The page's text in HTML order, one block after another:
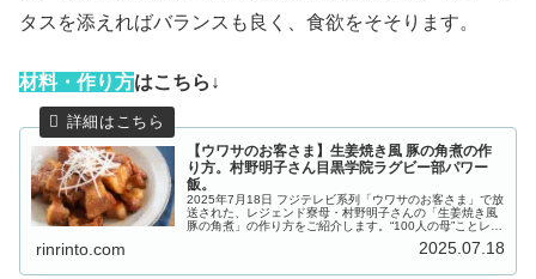
タスを添えればバランスも良く、食欲をそそります。
材料・作り方はこちら↓
【ウワサのお客さま】生姜焼き風 豚の角煮の作
り方。村野明子さん目黒学院ラグビー部パワー
飯。
2025年7月18日 フジテレビ系列「ウワサのお客さま」で放
送された、レジェンド寮母・村野明子さんの「生姜焼き風
豚の角煮」の作り方をご紹介します。“100人の母”ことレジ
rinrinto.com 2025.07.18